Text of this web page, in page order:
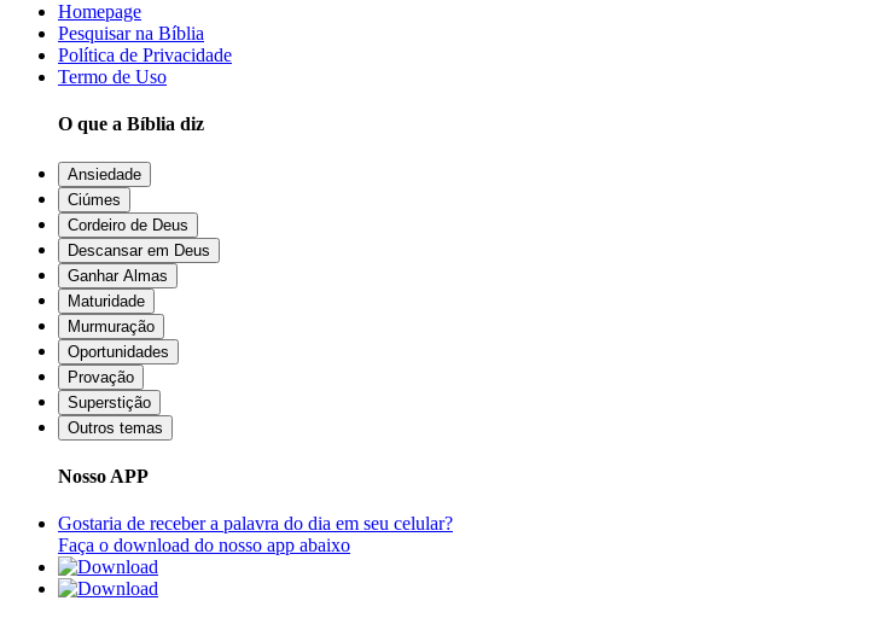
Homepage
Pesquisar na Bíblia
Política de Privacidade
Termo de Uso
O que a Bíblia diz
Ansiedade
Ciúmes
Cordeiro de Deus
Descansar em Deus
Ganhar Almas
Maturidade
Murmuração
Oportunidades
Provação
Superstição
Outros temas
Nosso APP
Gostaria de receber a palavra do dia em seu celular?
Faça o download do nosso app abaixo